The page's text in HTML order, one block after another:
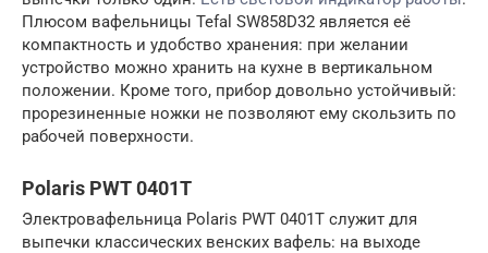
Плюсом вафельницы Tefal SW858D32 является её
компактность и удобство хранения: при желании
устройство можно хранить на кухне в вертикальном
положении. Кроме того, прибор довольно устойчивый:
прорезиненные ножки не позволяют ему скользить по
рабочей поверхности.
Polaris PWT 0401T
Электровафельница Polaris PWT 0401T служит для
выпечки классических венских вафель: на выходе